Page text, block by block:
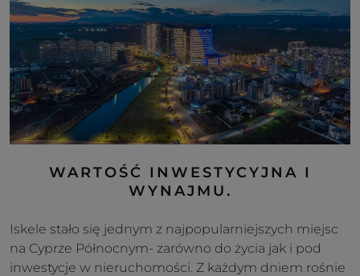
WARTOŚĆ INWESTYCYJNA I
WYNAJMU.
Iskele stało się jednym z najpopularniejszych miejsc
na Cyprze Północnym- zarówno do życia jak i pod
inwestycje w nieruchomości. Z każdym dniem rośnie